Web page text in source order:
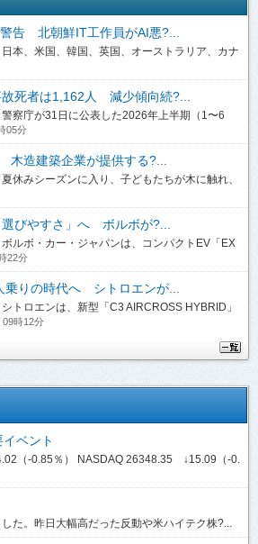
告 北朝鮮IT工作員がAI悪?...
本、米国、韓国、英国、オーストラリア、カナ
死者は1,162人 減少傾向続?...
察庁が31日に公表した2026年上半期（1〜6
05分
造建築企業が提供する?...
休みシーズンに入り、子どもたちが木に触れ、
びやすさ」へ ボルボが?...
ルボ・カー・ジャパンは、コンパクトEV「EX
22分
乗りの時代へ シトロエンが...
トロエンは、新型「C3 AIRCROSS HYBRID」
09時12分
ベント
（-0.85％） NASDAQ 26348.35 ↓15.09（-0.
た。昨日大幅高だった反動や米ハイテク株?...